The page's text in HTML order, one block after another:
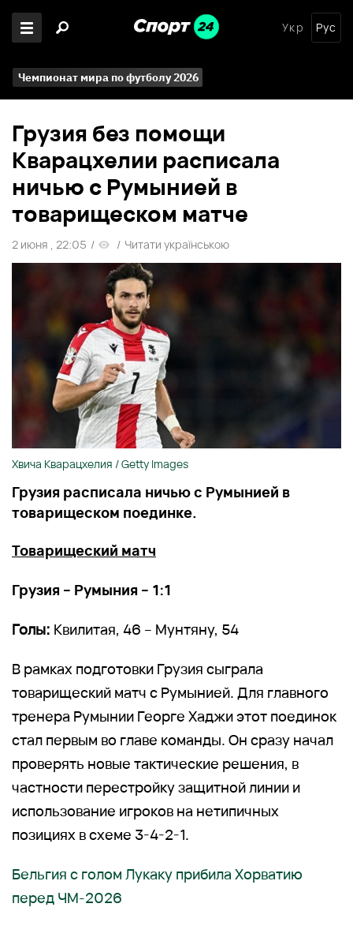
Укр Рус
Чемпионат мира по футболу 2026
Грузия без помощи
Кварацхелии расписала
ничью с Румынией в
товарищеском матче
2 июня , 22:05 / / Читати українською
Хвича Кварацхелия / Getty Images
Грузия расписала ничью с Румынией в
товарищеском поединке.
Товарищеский матч
Грузия – Румыния – 1:1
Голы: Квилитая, 46 – Мунтяну, 54
В рамках подготовки Грузия сыграла
товарищеский матч с Румынией. Для главного
тренера Румынии Георге Хаджи этот поединок
стал первым во главе команды. Он сразу начал
проверять новые тактические решения, в
частности перестройку защитной линии и
использование игроков на нетипичных
позициях в схеме 3-4-2-1.
Бельгия с голом Лукаку прибила Хорватию
перед ЧМ-2026